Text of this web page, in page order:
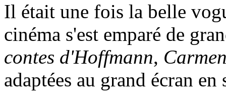
Il était une fois la belle
cinéma s'est emparé de
contes d'Hoffmann,
adaptées au grand écran